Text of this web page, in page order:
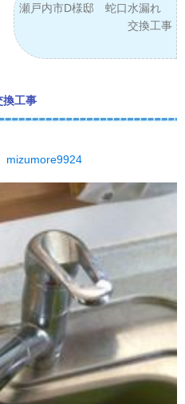
瀬戸内市D様邸 蛇口水漏れ
交換工事
工事
mizumore9924